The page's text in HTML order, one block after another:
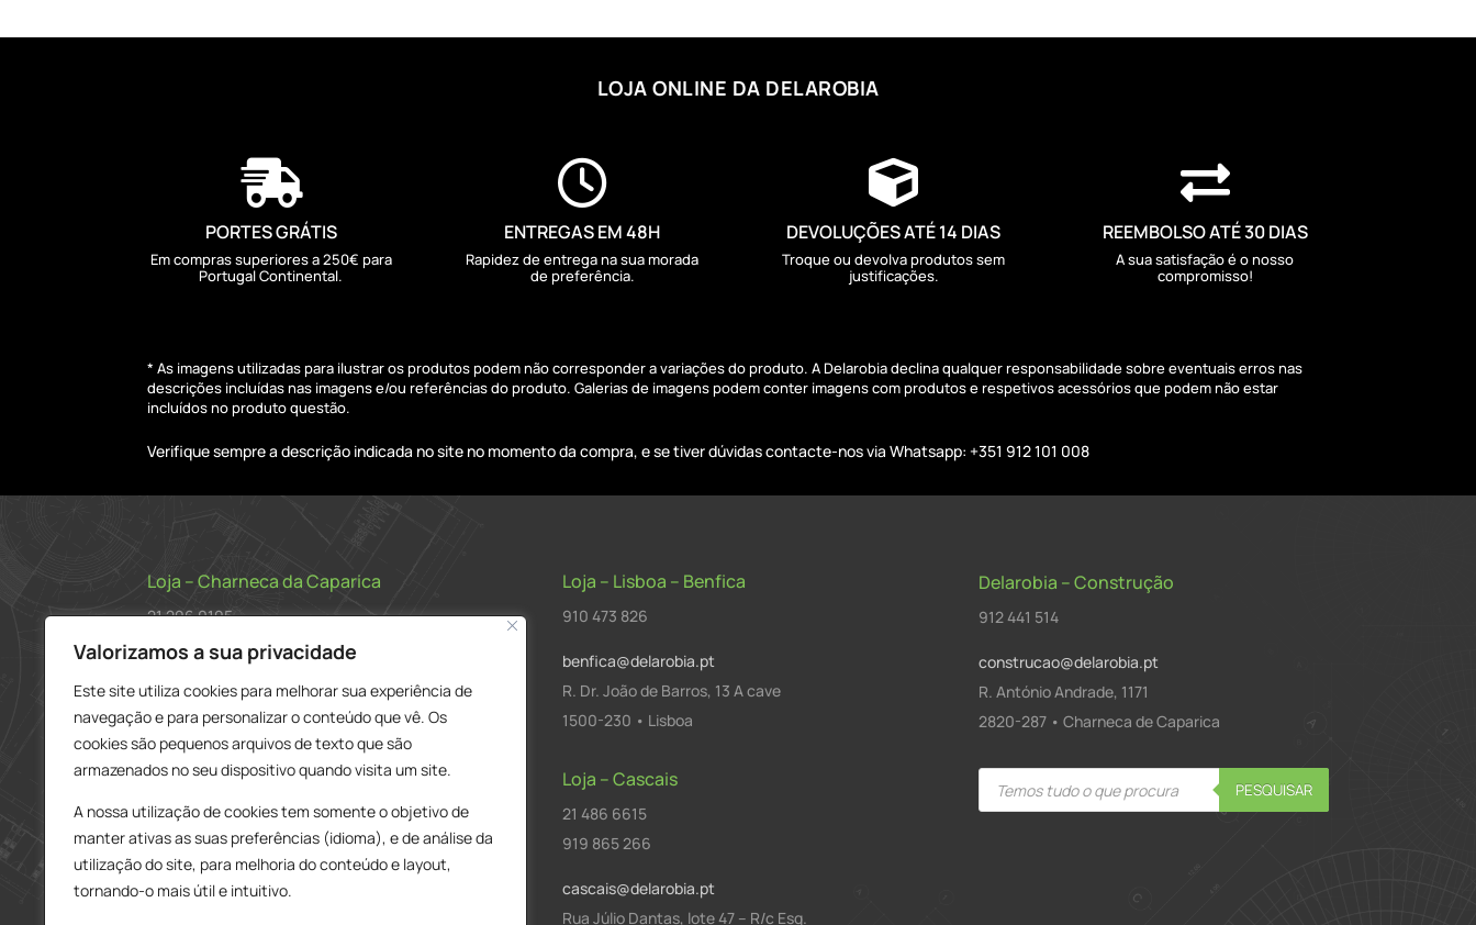
Valorizamos a sua privacidade
Este site utiliza cookies para melhorar sua experiência de
navegação e para personalizar o conteúdo que vê. Os
cookies são pequenos arquivos de texto que são
armazenados no seu dispositivo quando visita um site.
A nossa utilização de cookies tem somente o objetivo de
manter ativas as suas preferências (idioma), e de análise da
utilização do site, para melhoria do conteúdo e layout,
tornando-o mais útil e intuitivo.
LOJA ONLINE DA DELAROBIA

PORTES GRÁTIS
Em compras superiores a 250€ para
Portugal Continental.

ENTREGAS EM 48H
Rapidez de entrega na sua morada
de preferência.

DEVOLUÇÕES ATÉ 14 DIAS
Troque ou devolva produtos sem
justificações.

REEMBOLSO ATÉ 30 DIAS
A sua satisfação é o nosso
compromisso!
* As imagens utilizadas para ilustrar os produtos podem não corresponder a variações do produto. A Delarobia declina qualquer responsabilidade sobre eventuais erros nas
descrições incluídas nas imagens e/ou referências do produto. Galerias de imagens podem conter imagens com produtos e respetivos acessórios que podem não estar
incluídos no produto questão.
Verifique sempre a descrição indicada no site no momento da compra, e se tiver dúvidas contacte-nos via Whatsapp: +351 912 101 008
Loja – Charneca da Caparica
21 296 0195
912 606 251
charneca@delarobia.pt
R. António Andrade, 1116
2820-287 • Charneca da Caparica
Loja – Lisboa – Benfica
910 473 826
benfica@delarobia.pt
R. Dr. João de Barros, 13 A cave
1500-230 • Lisboa
Loja – Tires
214 453 329
919 865 192
919 865 292
Loja – Cascais
21 486 6615
919 865 266
cascais@delarobia.pt
Rua Júlio Dantas, lote 47 – R/c Esq.
Delarobia – Construção
912 441 514
construcao@delarobia.pt
R. António Andrade, 1171
2820-287 • Charneca de Caparica
Products
search PESQUISAR